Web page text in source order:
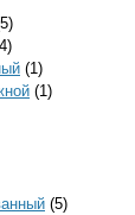
(1)
(1)
(5)